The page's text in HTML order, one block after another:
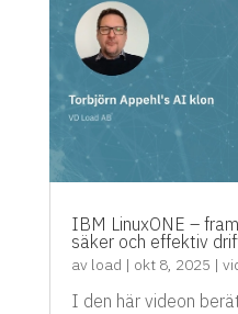
IBM LinuxONE –
säker och effektiv
av load | okt 8, 2025 |
I den här videon